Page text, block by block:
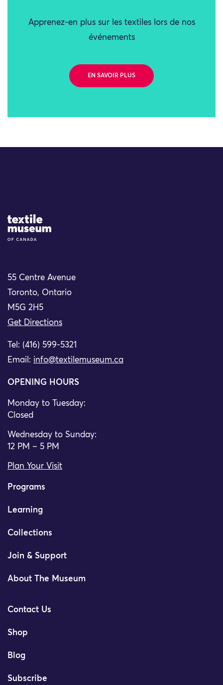
Apprenez-en plus sur les textiles lors de nos
événements
EN SAVOIR PLUS
Site Logo
55 Centre Avenue
Toronto, Ontario
M5G 2H5
Get Directions
Tel: (416) 599-5321
Email: info@textilemuseum.ca
OPENING HOURS
Monday to Tuesday:
Closed
Wednesday to Sunday:
12 PM – 5 PM
Plan Your Visit
Programs
Learning
Collections
Join & Support
About The Museum
Contact Us
Shop
Blog
Subscribe